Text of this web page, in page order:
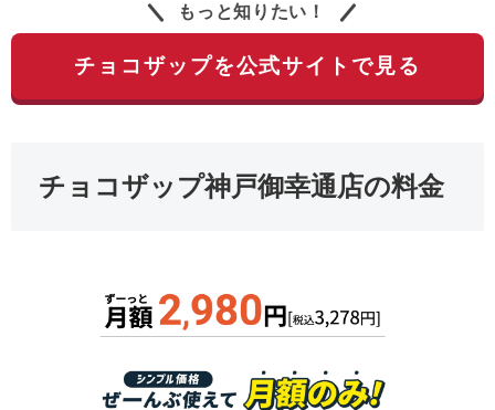
もっと知りたい！
チョコザップを公式サイトで見る
チョコザップ神戸御幸通店の料金